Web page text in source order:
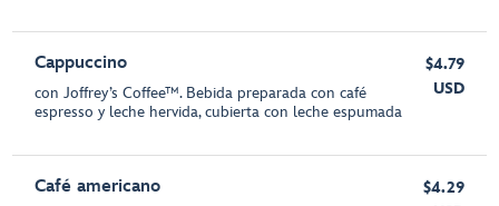
Cappuccino
con Joffrey’s Coffee™. Bebida preparada con café
espresso y leche hervida, cubierta con leche espumada
$4.79
USD
Café americano
$4.29